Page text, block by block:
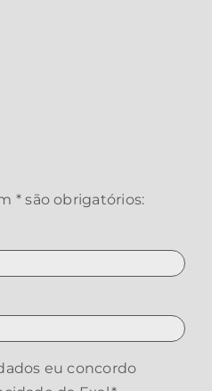
* são obrigatórios:
eu concordo